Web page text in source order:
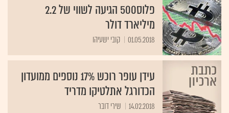
פלוס500 הגיעה לשווי של 2.2
מיליארד דולר
01.05.2018 קובי ישעיהו
עידן עופר רוכש 17% נוספים ממועדון
הכדורגל אתלטיקו מדריד
14.02.2018 שירי דובר